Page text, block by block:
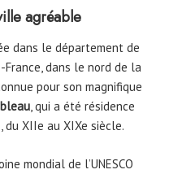
agréable
dans le département de
dans le nord de la
pour son magnifique
, qui a été résidence
XIIe au XIXe siècle.
mondial de l’UNESCO